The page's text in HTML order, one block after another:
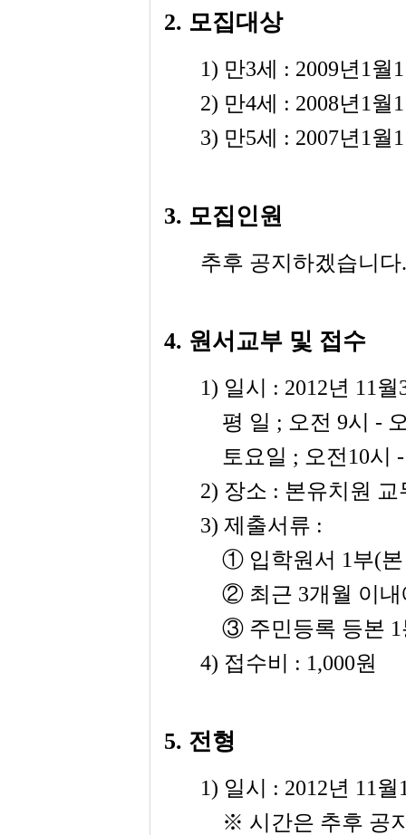
2. 모집대상
1) 만3세 : 2009년1 월1
2) 만4세 : 2008년1 월1
3) 만5세 : 2007년1 월1
3. 모집인원
추후 공지하겠습니다.
4. 원서교부 및 접수
1) 일시 : 2012년 11 월
평 일 ; 오전 9시 -
토요일 ; 오전10시
2) 장소 : 본유치원 교
3) 제출서류 :
① 입학원서 1부(
② 최근 3개월 이
③ 주민등록 등본 1
4) 접수비 : 1,000원
5. 전형
1) 일시 : 2012년 11 월
※ 시간은 추후 공